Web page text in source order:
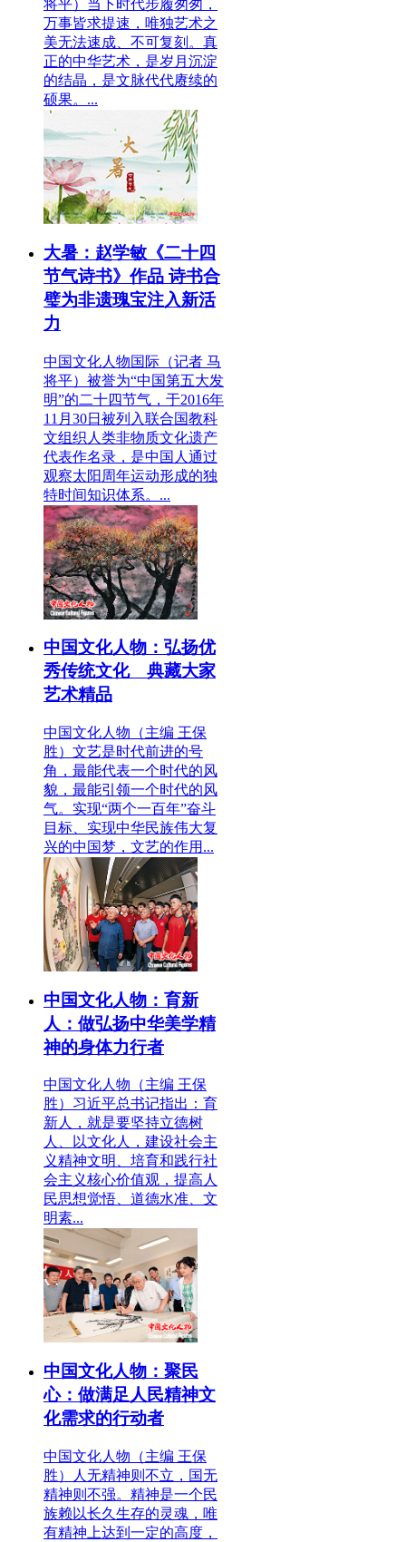
将平）当下时代步履匆匆，
万事皆求提速，唯独艺术之
美无法速成、不可复刻。真
正的中华艺术，是岁月沉淀
的结晶，是文脉代代赓续的
硕果。...
大暑：赵学敏《二十四
节气诗书》作品 诗书合
璧为非遗瑰宝注入新活
力
中国文化人物国际（记者 马
将平）被誉为“中国第五大发
明”的二十四节气，于2016年
11月30日被列入联合国教科
文组织人类非物质文化遗产
代表作名录，是中国人通过
观察太阳周年运动形成的独
特时间知识体系。...
中国文化人物：弘扬优
秀传统文化 典藏大家
艺术精品
中国文化人物（主编 王保
胜）文艺是时代前进的号
角，最能代表一个时代的风
貌，最能引领一个时代的风
气。实现“两个一百年”奋斗
目标、实现中华民族伟大复
兴的中国梦，文艺的作用...
中国文化人物：育新
人：做弘扬中华美学精
神的身体力行者
中国文化人物（主编 王保
胜）习近平总书记指出：育
新人，就是要坚持立德树
人、以文化人，建设社会主
义精神文明、培育和践行社
会主义核心价值观，提高人
民思想觉悟、道德水准、文
明素...
中国文化人物：聚民
心：做满足人民精神文
化需求的行动者
中国文化人物（主编 王保
胜）人无精神则不立，国无
精神则不强。精神是一个民
族赖以长久生存的灵魂，唯
有精神上达到一定的高度，